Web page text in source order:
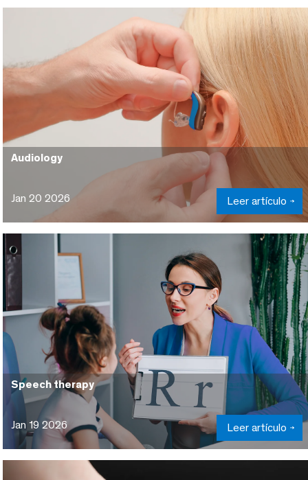
Audiology
Jan 20 2026 Leer artículo
Speech therapy
Jan 19 2026 Leer artículo